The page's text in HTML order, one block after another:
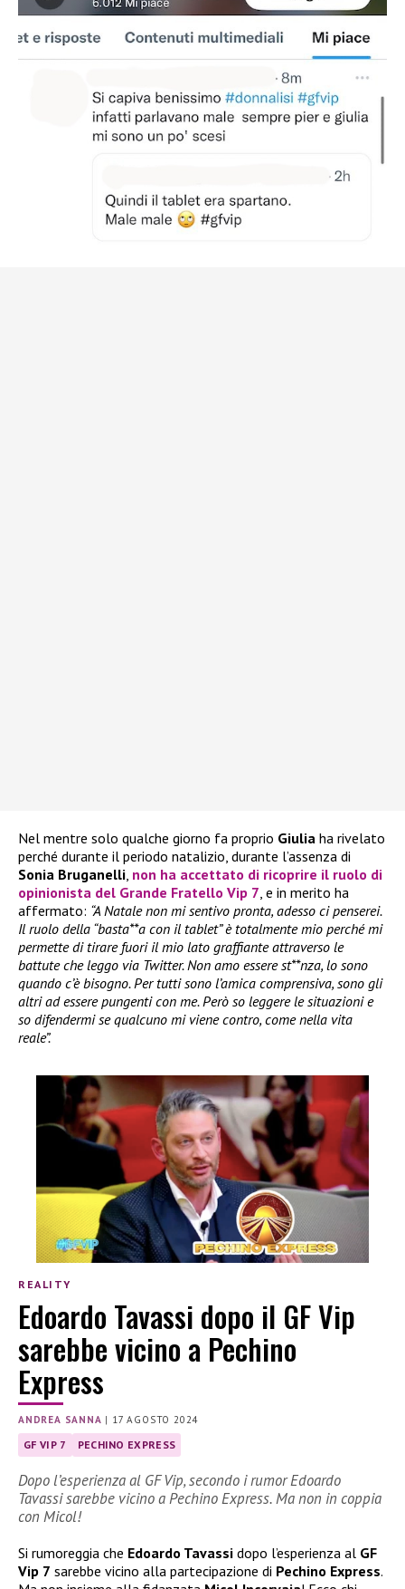
Nel mentre solo qualche giorno fa proprio Giulia ha rivelato
perché durante il periodo natalizio, durante l’assenza di
Sonia Bruganelli, non ha accettato di ricoprire il ruolo di
opinionista del Grande Fratello Vip 7, e in merito ha
affermato: “A Natale non mi sentivo pronta, adesso ci penserei.
Il ruolo della “basta**a con il tablet” è totalmente mio perché mi
permette di tirare fuori il mio lato graffiante attraverso le
battute che leggo via Twitter. Non amo essere st**nza, lo sono
quando c’è bisogno. Per tutti sono l’amica comprensiva, sono gli
altri ad essere pungenti con me. Però so leggere le situazioni e
so difendermi se qualcuno mi viene contro, come nella vita
reale”.
REALITY
Edoardo Tavassi dopo il GF Vip
sarebbe vicino a Pechino
Express
ANDREA SANNA | 17 AGOSTO 2024
GF VIP 7 PECHINO EXPRESS
Dopo l’esperienza al GF Vip, secondo i rumor Edoardo
Tavassi sarebbe vicino a Pechino Express. Ma non in coppia
con Micol!
Si rumoreggia che Edoardo Tavassi dopo l’esperienza al GF
Vip 7 sarebbe vicino alla partecipazione di Pechino Express.